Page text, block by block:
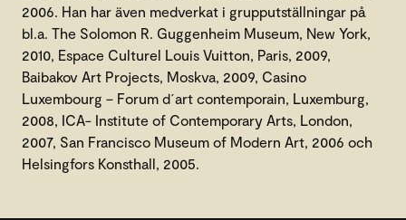
2006. Han har även medverkat i grupputställningar på
bl.a. The Solomon R. Guggenheim Museum, New York,
2010, Espace Culturel Louis Vuitton, Paris, 2009,
Baibakov Art Projects, Moskva, 2009, Casino
Luxembourg – Forum d´art contemporain, Luxemburg,
2008, ICA- Institute of Contemporary Arts, London,
2007, San Francisco Museum of Modern Art, 2006 och
Helsingfors Konsthall, 2005.